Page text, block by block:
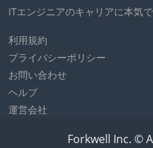
ITエンジニアのキャリアに本気
利用規約
プライバシーポリシー
お問い合わせ
ヘルプ
運営会社
Forkwell Inc. ©